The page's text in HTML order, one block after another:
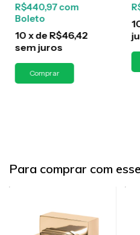
R$440,97com
Boleto
10 xde R$46,42
sem juros
Para comprar com